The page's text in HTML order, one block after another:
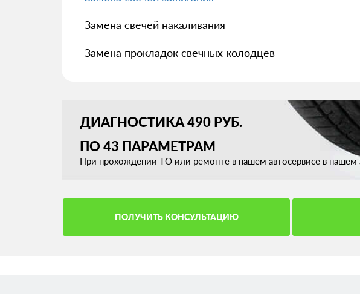
Замена свечей накаливания
Замена прокладок свечных колодцев
ДИАГНОСТИКА 490 РУБ.
ПО 43 ПАРАМЕТРАМ
При прохождении ТО или ремонте в нашем автосервисе в нашем
ПОЛУЧИТЬ КОНСУЛЬТАЦИЮ